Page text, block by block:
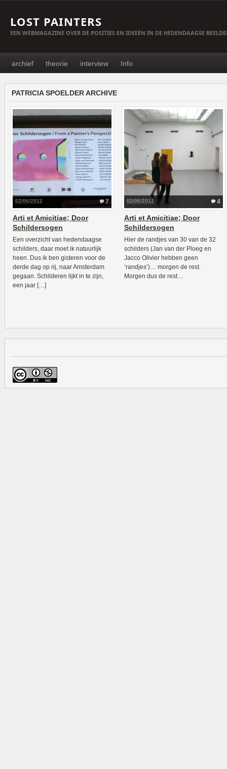
LOST PAINTERS
EEN WEBMAGAZINE OVER DE POSITIES EN IDEEËN IN DE HEDENDAAGSE
archief theorie interview Info
PATRICIA SPOELDER ARCHIVE
7
02/06/2012
Arti et Amicitiae; Door
Schildersogen
Een overzicht van hedendaagse
schilders, daar moet ik natuurlijk
heen. Dus ik ben gisteren voor de
derde dag op rij, naar Amsterdam
gegaan. Schilderen lijkt in te zijn,
een jaar […]
4
02/06/2012
Arti et Amicitiae; Door
Schildersogen
Hier de randjes van 30 van de 32
schilders (Jan van der Ploeg en
Jacco Olivier hebben geen
‘randjes’)… morgen de rest.
Morgen dus de rest…